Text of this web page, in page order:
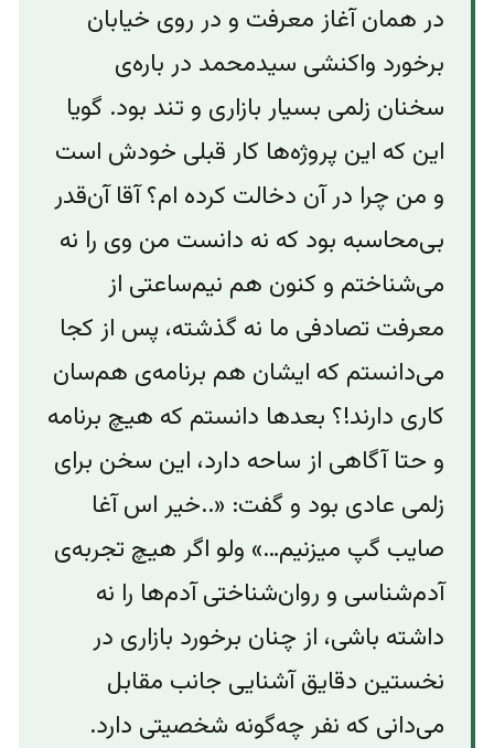
در همان آغاز معرفت و در روی خیابان
برخورد واکنشی سیدمحمد در باره‌ی
سخنان زلمی بسیار بازاری و تند بود. گویا
این که این پروژه‌ها کار قبلی خودش است
و من چرا در آن دخالت کرده ام؟ آقا آن‌قدر
بی‌محاسبه بود که نه دانست من وی را نه
می‌شناختم و کنون هم نیم‌ساعتی از
معرفت تصادفی ما نه گذشته، پس از کجا
می‌دانستم که ایشان هم برنامه‌ی هم‌سان
کاری دارند!؟ بعدها دانستم که هیچ برنامه
و حتا آگاهی از ساحه ‌دارد، این سخن برای
زلمی عادی بود و گفت: «..خیر اس آغا
صایب گپ میزنیم…» ولو اگر هیچ تجربه‌ی
آدم‌شناسی و روان‌شناختی آدم‌ها را نه
داشته باشی، از چنان برخورد بازاری در
نخستین دقایق آشنایی جانب مقابل
می‌دانی که نفر چه‌گونه شخصیتی دارد.